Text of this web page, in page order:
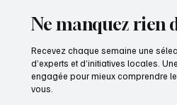
Ne manquez rien
Recevez chaque semaine une
d’experts et d’initiatives locales.
engagée pour mieux comprendre
vous.